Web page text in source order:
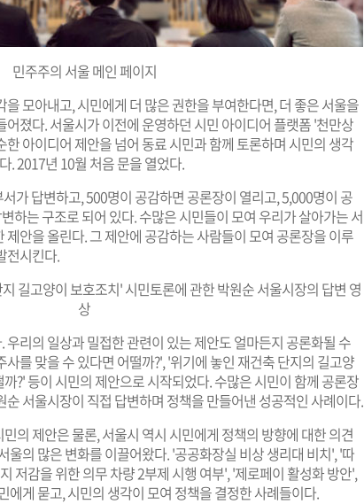
민주주의 서울 메인 페이지
모아내고, 시민에게 더 많은 권한을 부여한다면, 더 좋은 서울을
졌다. 서울시가 이전에 운영하던 시민 아이디어 플랫폼 '천만상
아이디어 제안을 넘어 동료 시민과 함께 토론하며 시민의 생각
. 2017년 10월 처음 문을 열었다.
가 답변하고, 500명이 공감하면 공론장이 열리고, 5,000명이 공
하는 구조로 되어 있다. 수많은 시민들이 모여 우리가 살아가는 서
안을 올린다. 그 제안에 공감하는 사람들이 모여 공론장을 이루
전시킨다.
길고양이 보호조치' 시민토론에 관한 박원순 서울시장의 답변 영
상
리의 일상과 밀접한 관련이 있는 제안도 얼마든지 공론화될 수
를 맞을 수 있다면 어떨까?', '위기에 놓인 재건축 단지의 길고양
?' 등이 시민의 제안으로 시작되었다. 수많은 시민이 함께 공론장
서울시장이 직접 답변하며 정책을 만들어낸 성공적인 사례이다.
의 제안은 물론, 서울시 역시 시민에게 정책의 방향에 대한 의견
울의 많은 변화를 이끌어왔다. '공공화장실 비상 생리대 비치', '따
저감을 위한 의무 차량 2부제 시행 여부', '제로페이 활성화 방안',
에게 묻고, 시민의 생각이 모여 정책을 결정한 사례들이다.